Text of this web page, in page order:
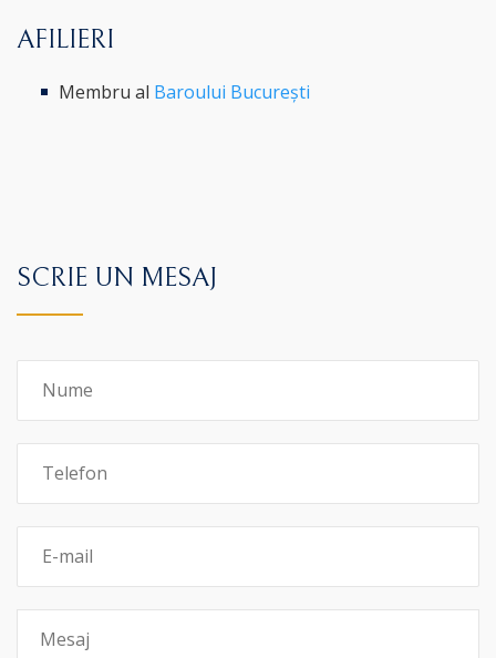
AFILIERI
Membru al Baroului București
SCRIE UN MESAJ